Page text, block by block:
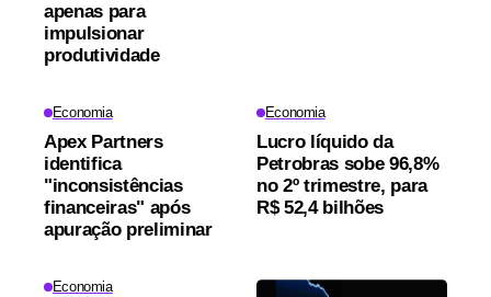
apenas para
impulsionar
produtividade
Economia
Apex Partners
identifica
"inconsistências
financeiras" após
apuração preliminar
Economia
Lucro líquido da
Petrobras sobe 96,8%
no 2º trimestre, para
R$ 52,4 bilhões
Economia